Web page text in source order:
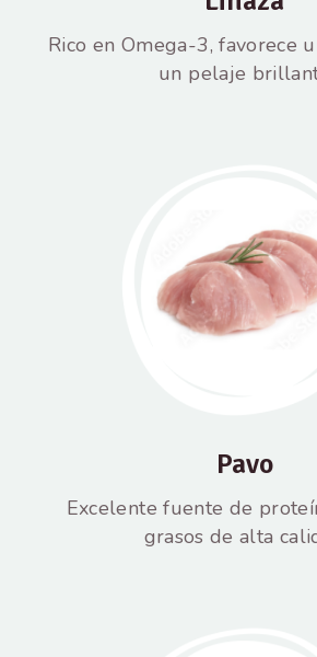
Rico en Omega-3, favorece
un pelaje
Pavo
Excelente fuente de
grasos de alta